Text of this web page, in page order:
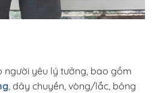
người yêu lý tưởng, bao gồm
, dây chuyền, vòng/lắc, bông